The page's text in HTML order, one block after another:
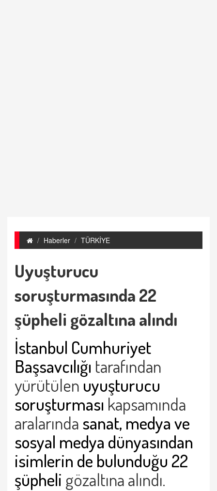
Haberler TÜRKİYE
Uyuşturucu
soruşturmasında 22
şüpheli gözaltına alındı
İstanbul Cumhuriyet
Başsavcılığı tarafından
yürütülenuyuşturucu
soruşturması kapsamında
aralarındasanat, medya ve
sosyal medya dünyasından
isimlerin de bulunduğu 22
şüpheli gözaltına alındı.